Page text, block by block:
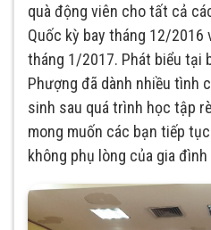
quà động viên cho tất cả
Quốc kỳ bay tháng 12/2016
tháng 1/2017. Phát biểu tại
Phượng đã dành nhiều tình
sinh sau quá trình học tập
mong muốn các bạn tiếp
không phụ lòng của gia